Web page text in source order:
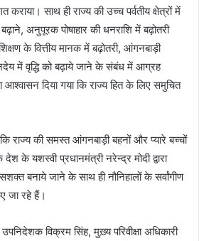
साथ ही राज्य की उच्च पर्वतीय क्षेत्रों में
अनुपूरक पोषाहार की धनराशि में बढ़ोतरी
के वित्तीय मानक में बढ़ोतरी, आंगनबाड़ी
में वृद्धि को बढ़ाये जाने के संबंध में आग्रह
आश्वासन दिया गया कि राज्य हित के लिए समुचित
राज्य की समस्त आंगनबाड़ी बहनों और प्यारे बच्चों
के यशस्वी प्रधानमंत्री नरेन्द्र मोदी द्वारा
बनाये जाने के साथ ही नौनिहालों के सर्वांगीण
जा रहे हैं।
विक्रम सिंह, मुख़्य परिवीक्षा अधिकारी